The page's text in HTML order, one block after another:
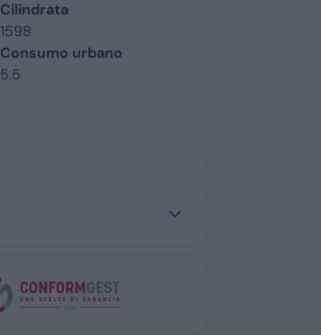
Cilindrata
1598
Consumo urbano
5.5